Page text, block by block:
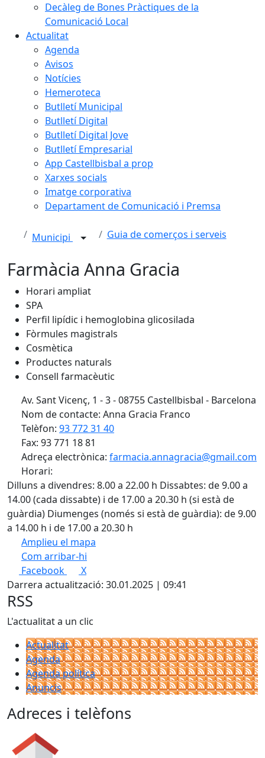
Decàleg de Bones Pràctiques de la
Comunicació Local
Actualitat
Agenda
Avisos
Notícies
Hemeroteca
Butlletí Municipal
Butlletí Digital
Butlletí Digital Jove
Butlletí Empresarial
App Castellbisbal a prop
Xarxes socials
Imatge corporativa
Departament de Comunicació i Premsa
Municipi Guia de comerços i serveis
Farmàcia Anna Gracia
Horari ampliat
SPA
Perfil lipídic i hemoglobina glicosilada
Fòrmules magistrals
Cosmètica
Productes naturals
Consell farmacèutic
Av. Sant Vicenç, 1 - 3 - 08755 Castellbisbal - Barcelona
Nom de contacte: Anna Gracia Franco
Telèfon: 93 772 31 40
Fax: 93 771 18 81
Adreça electrònica: farmacia.annagracia@gmail.com
Horari:
Dilluns a divendres: 8.00 a 22.00 h Dissabtes: de 9.00 a
14.00 (cada dissabte) i de 17.00 a 20.30 h (si està de
guàrdia) Diumenges (només si està de guàrdia): de 9.00
a 14.00 h i de 17.00 a 20.30 h
Amplieu el mapa
Com arribar-hi
+
−
Facebook
X
Darrera actualització: 30.01.2025 | 09:41
RSS
L'actualitat a un clic
Actualitat
Agenda
Agenda política
Anuncis
Adreces i telèfons